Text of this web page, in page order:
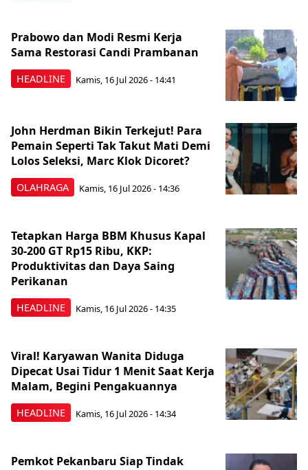
HEADLINE
Prabowo dan Modi Resmi Kerja
Sama Restorasi Candi Prambanan
Kamis, 16 Jul 2026 - 14:41
OLAHRAGA
John Herdman Bikin Terkejut! Para
Pemain Seperti Tak Takut Mati Demi
Lolos Seleksi, Marc Klok Dicoret?
Kamis, 16 Jul 2026 - 14:36
HEADLINE
Tetapkan Harga BBM Khusus Kapal
30-200 GT Rp15 Ribu, KKP:
Produktivitas dan Daya Saing
Perikanan
Kamis, 16 Jul 2026 - 14:35
HEADLINE
Viral! Karyawan Wanita Diduga
Dipecat Usai Tidur 1 Menit Saat Kerja
Malam, Begini Pengakuannya
Kamis, 16 Jul 2026 - 14:34
Pemkot Pekanbaru Siap Tindak